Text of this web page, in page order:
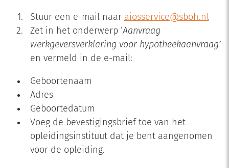
Stuur een e-mail naar aiosservice@sboh.nl
Zet in het onderwerp ‘Aanvraag
werkgeversverklaring voor hypotheekaanvraag’
en vermeld in de e-mail:
Geboortenaam
Adres
Geboortedatum
Voeg de bevestigingsbrief toe van het
opleidingsinstituut dat je bent aangenomen
voor de opleiding.